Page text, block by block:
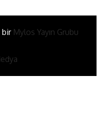
bir Mylos Yayın Grubu